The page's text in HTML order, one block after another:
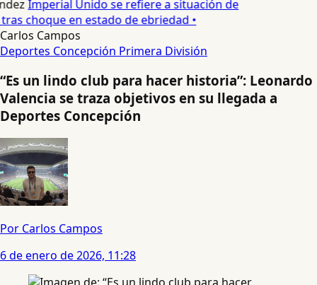
Imperial Unido se refiere a situación de
choque en estado de ebriedad •
Carlos Campos
Deportes Concepción Primera División
“Es un lindo club para hacer historia”: Leonardo
Valencia se traza objetivos en su llegada a
Deportes Concepción
Por Carlos Campos
6 de enero de 2026, 11:28